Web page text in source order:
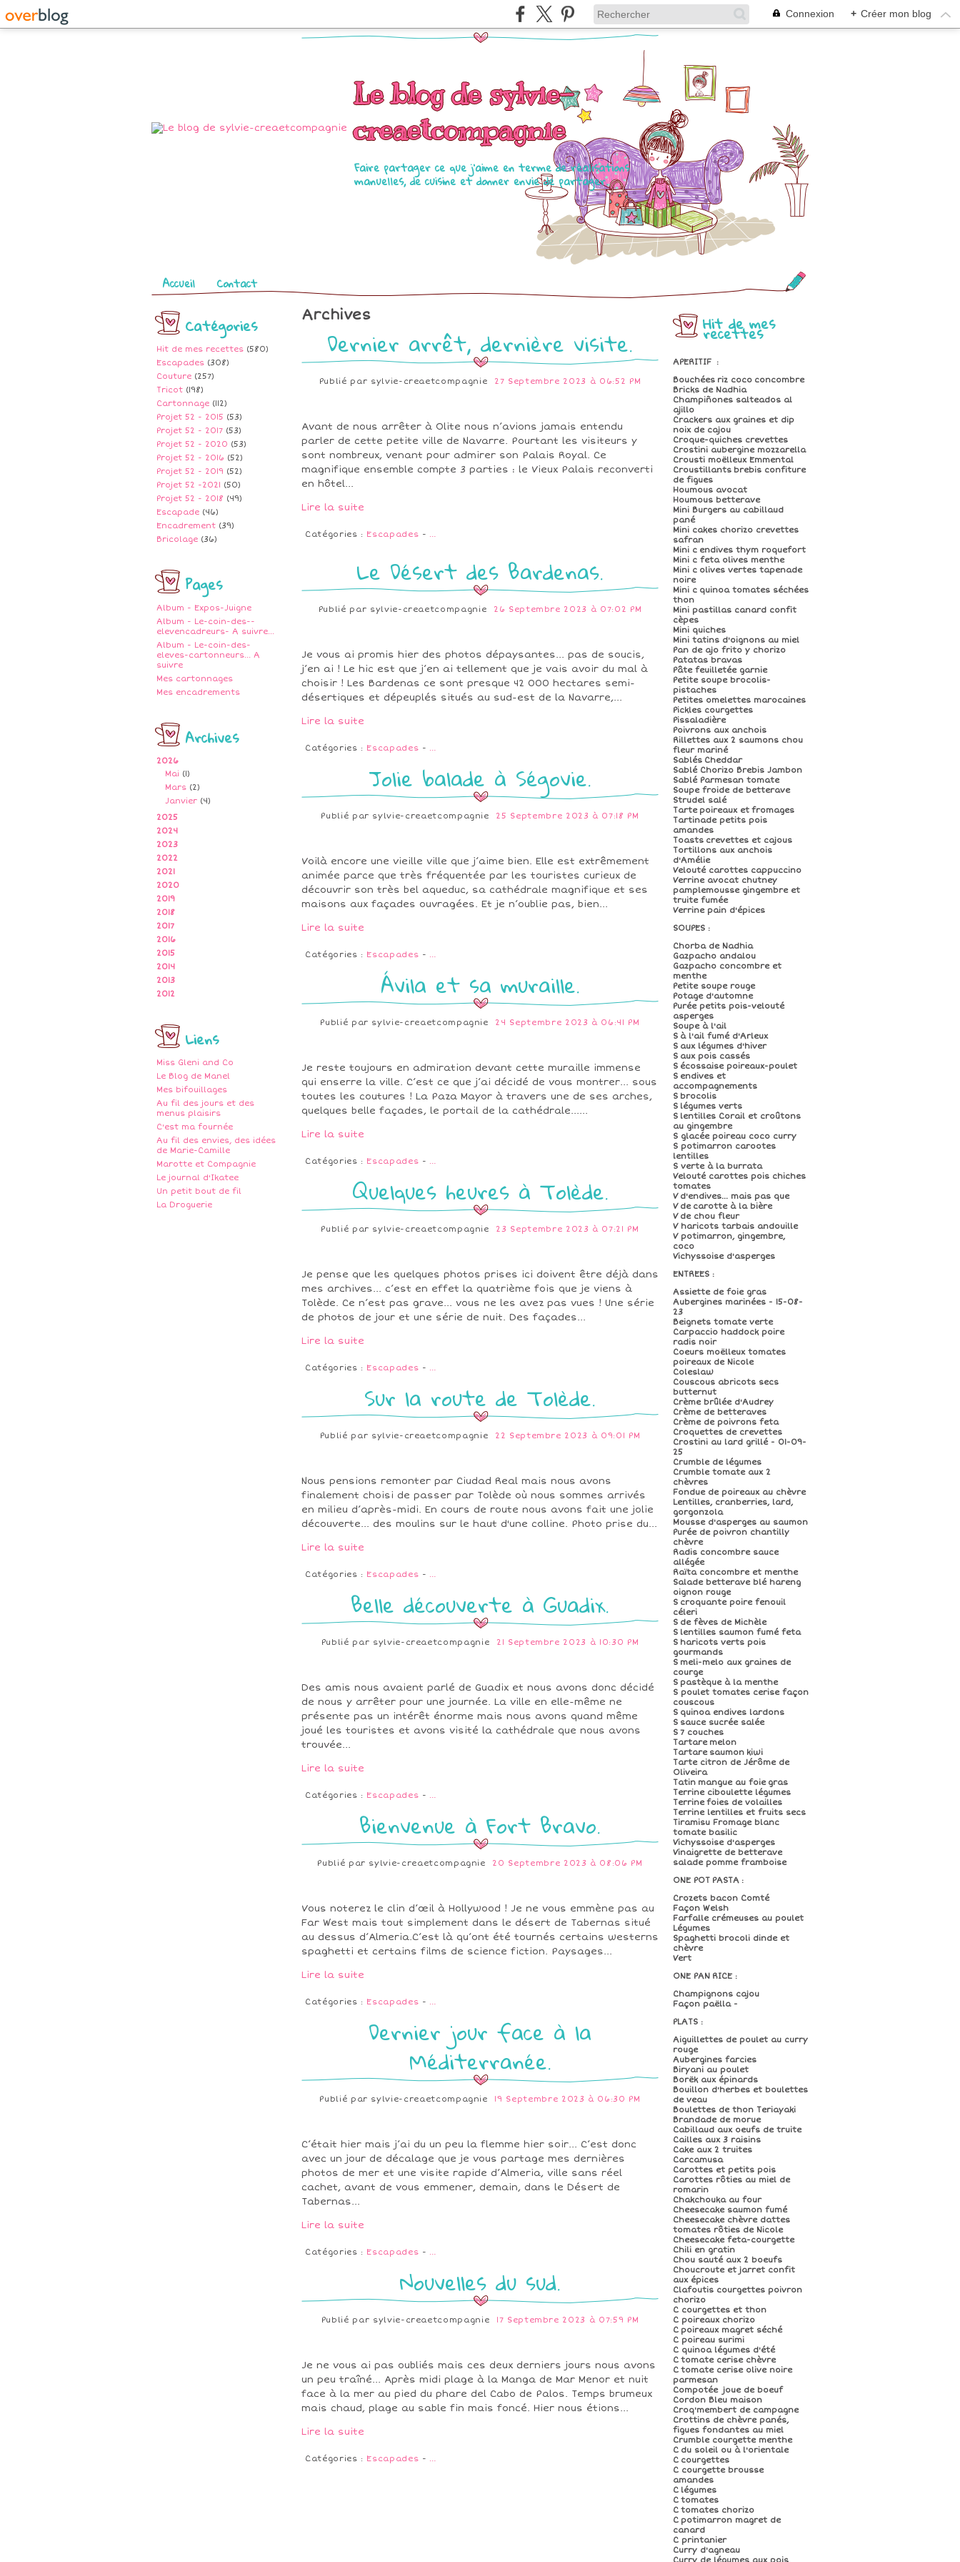
Connexion + Créer mon blog
Le blog de sylvie-
creaetcompagnie
Faire partager ce que j'aime en terme de réalisations
manuelles, de cuisine et donner envie de partager.
Pages
Accueil Contact
Catégories
Hit de mes recettes (580)
Escapades (308)
Couture (257)
Tricot (198)
Cartonnage (112)
Projet 52 - 2015 (53)
Projet 52 - 2017 (53)
Projet 52 - 2020 (53)
Projet 52 - 2016 (52)
Projet 52 - 2019 (52)
Projet 52 -2021 (50)
Projet 52 - 2018 (49)
Escapade (46)
Encadrement (39)
Bricolage (36)
Pages
Album - Expos-Juigne
Album - Le-coin-des--
elevencadreurs- A suivre...
Album - Le-coin-des-
eleves-cartonneurs... A
suivre
Mes cartonnages
Mes encadrements
Archives
2026
Mai (1)
Mars (2)
Janvier (4)
2025
2024
2023
2022
2021
2020
2019
2018
2017
2016
2015
2014
2013
2012
Liens
Miss Gleni and Co
Le Blog de Manel
Mes bifouillages
Au fil des jours et des
menus plaisirs
C'est ma fournée
Au fil des envies, des idées
de Marie-Camille
Marotte et Compagnie
Le journal d'Ikatee
Un petit bout de fil
La Droguerie
Hit de mes
recettes
APERITIF
:
Bouchées riz coco concombre
Bricks de Nadhia
Champiñones salteados al
ajillo
Crackers aux graines et dip
noix de cajou
Croque-quiches crevettes
Crostini aubergine mozzarella
Crousti moëlleux Emmental
Croustillants brebis confiture
de figues
Houmous avocat
Houmous betterave
Mini Burgers au cabillaud
pané
Mini cakes chorizo crevettes
safran
Mini c endives thym roquefort
Mini c feta olives menthe
Mini c olives vertes tapenade
noire
Mini c quinoa tomates séchées
thon
Mini pastillas canard confit
cèpes
Mini quiches
Mini tatins d'oignons au miel
Pan de ajo frito y chorizo
Patatas bravas
Pâte feuilletée garnie
Petite soupe brocolis-
pistaches
Petites omelettes marocaines
Pickles courgettes
Pissaladière
Poivrons aux anchois
Rillettes aux 2 saumons chou
fleur mariné
Sablés Cheddar
Sablé Chorizo Brebis Jambon
Sablé Parmesan tomate
Soupe froide de betterave
Strudel salé
Tarte poireaux et fromages
Tartinade petits pois
amandes
Toasts crevettes et cajous
Tortillons aux anchois
d'Amélie
Velouté carottes cappuccino
Verrine avocat chutney
pamplemousse gingembre et
truite fumée
Verrine pain d'épices
SOUPES :
Chorba de Nadhia
Gazpacho andalou
Gazpacho concombre et
menthe
Petite soupe rouge
Potage d'automne
Purée petits pois-velouté
asperges
Soupe à l'ail
S à l'ail fumé d'Arleux
S aux légumes d'hiver
S aux pois cassés
S écossaise poireaux-poulet
S endives et
accompagnements
S brocolis
S légumes verts
S lentilles Corail et croûtons
au gingembre
S glacée poireau coco curry
S potimarron carootes
lentilles
S verte à la burrata
Velouté carottes pois chiches
tomates
V d'endives... mais pas que
V de carotte à la bière
V de chou fleur
V haricots tarbais andouille
V potimarron, gingembre,
coco
Vichyssoise d'asperges
ENTREES :
Assiette de foie gras
Aubergines marinées - 15-08-
23
Beignets tomate verte
Carpaccio haddock poire
radis noir
Coeurs moëlleux tomates
poireaux de Nicole
Coleslaw
Couscous abricots secs
butternut
Crème brûlée d'Audrey
Crème de betteraves
Crème de poivrons feta
Croquettes de crevettes
Crostini au lard grillé - 01-09-
25
Crumble de légumes
Crumble tomate aux 2
chèvres
Fondue de poireaux au chèvre
Lentilles, cranberries, lard,
gorgonzola
Mousse d'asperges au saumon
Purée de poivron chantilly
chèvre
Radis concombre sauce
allégée
Raïta concombre et menthe
Salade betterave blé hareng
oignon rouge
S croquante poire fenouil
céleri
S de fèves de Michèle
S lentilles saumon fumé feta
S haricots verts pois
gourmands
S meli-melo aux graines de
courge
S pastèque à la menthe
S poulet tomates cerise façon
couscous
S quinoa endives lardons
S sauce sucrée salée
S 7 couches
Tartare melon
Tartare saumon kiwi
Tarte citron de Jérôme de
Oliveira
Tatin mangue au foie gras
Terrine ciboulette légumes
Terrine foies de volailles
Terrine lentilles et fruits secs
Tiramisu Fromage blanc
tomate basilic
Vichyssoise d'asperges
Vinaigrette de betterave
salade pomme framboise
ONE POT PASTA :
Crozets bacon Comté
Façon Welsh
Farfalle crémeuses au poulet
Légumes
Spaghetti brocoli dinde et
chèvre
Vert
ONE PAN RICE :
Champignons cajou
Façon paëlla -
PLATS :
Aiguillettes de poulet au curry
rouge
Aubergines farcies
Biryani au poulet
Borëk aux épinards
Bouillon d'herbes et boulettes
de veau
Boulettes de thon Teriayaki
Brandade de morue
Cabillaud aux oeufs de truite
Cailles aux 3 raisins
Cake aux 2 truites
Carcamusa
Carottes et petits pois
Carottes rôties au miel de
romarin
Chakchouka au four
Cheesecake saumon fumé
Cheesecake chèvre dattes
tomates rôties de Nicole
Cheesecake feta-courgette
Chili en gratin
Chou sauté aux 2 boeufs
Choucroute et jarret confit
aux épices
Clafoutis courgettes poivron
chorizo
C courgettes et thon
C poireaux chorizo
C poireaux magret séché
C poireau surimi
C quinoa légumes d'été
C tomate cerise chèvre
C tomate cerise olive noire
parmesan
Compotée joue de boeuf
Cordon Bleu maison
Croq'membert de campagne
Crottins de chèvre panés,
figues fondantes au miel
Crumble courgette menthe
C du soleil ou à l'orientale
C courgettes
C courgette brousse
amandes
C légumes
C tomates
C tomates chorizo
C potimarron magret de
canard
C printanier
Curry d'agneau
Archives
Dernier arrêt, dernière visite.
Publié par sylvie-creaetcompagnie 27 Septembre 2023 à 06:52 PM
Avant de nous arrêter à Olite nous n’avions jamais entendu
parler de cette petite ville de Navarre. Pourtant les visiteurs y
sont nombreux, venant pour admirer son Palais Royal. Ce
magnifique ensemble compte 3 parties : le Vieux Palais reconverti
en hôtel...
Lire la suite
Catégories : Escapades - …
Le Désert des Bardenas.
Publié par sylvie-creaetcompagnie 26 Septembre 2023 à 07:02 PM
Je vous ai promis hier des photos dépaysantes... pas de soucis,
j’en ai ! Le hic est que j’en ai tellement que je vais avoir du mal à
choisir ! Les Bardenas ce sont presque 42 000 hectares semi-
désertiques et dépeuplés situés au sud-est de la Navarre,...
Lire la suite
Catégories : Escapades - …
Jolie balade à Ségovie.
Publié par sylvie-creaetcompagnie 25 Septembre 2023 à 07:18 PM
Voilà encore une vieille ville que j’aime bien. Elle est extrêmement
animée parce que très fréquentée par les touristes curieux de
découvrir son très bel aqueduc, sa cathédrale magnifique et ses
maisons aux façades ouvragées. Et je n’oublie pas, bien...
Lire la suite
Catégories : Escapades - …
Ávila et sa muraille.
Publié par sylvie-creaetcompagnie 24 Septembre 2023 à 06:41 PM
Je reste toujours en admiration devant cette muraille immense
qui enserre la ville. C’est ce que j’ai décidé de vous montrer... sous
toutes les coutures ! La Paza Mayor à travers une de ses arches,
quelques belle façades, le portail de la cathédrale......
Lire la suite
Catégories : Escapades - …
Quelques heures à Tolède.
Publié par sylvie-creaetcompagnie 23 Septembre 2023 à 07:21 PM
Je pense que les quelques photos prises ici doivent être déjà dans
mes archives... c’est en effet la quatrième fois que je viens à
Tolède. Ce n’est pas grave... vous ne les avez pas vues ! Une série
de photos de jour et une série de nuit. Des façades...
Lire la suite
Catégories : Escapades - …
Sur la route de Tolède.
Publié par sylvie-creaetcompagnie 22 Septembre 2023 à 09:01 PM
Nous pensions remonter par Ciudad Real mais nous avons
finalement choisi de passer par Tolède où nous sommes arrivés
en milieu d’après-midi. En cours de route nous avons fait une jolie
découverte... des moulins sur le haut d'une colline. Photo prise du...
Lire la suite
Catégories : Escapades - …
Belle découverte à Guadix.
Publié par sylvie-creaetcompagnie 21 Septembre 2023 à 10:30 PM
Des amis nous avaient parlé de Guadix et nous avons donc décidé
de nous y arrêter pour une journée. La ville en elle-même ne
présente pas un intérêt énorme mais nous avons quand même
joué les touristes et avons visité la cathédrale que nous avons
trouvée...
Lire la suite
Catégories : Escapades - …
Bienvenue à Fort Bravo.
Publié par sylvie-creaetcompagnie 20 Septembre 2023 à 08:06 PM
Vous noterez le clin d’œil à Hollywood ! Je ne vous emmène pas au
Far West mais tout simplement dans le désert de Tabernas situé
au dessus d’Almeria.C’est là qu’ont été tournés certains westerns
spaghetti et certains films de science fiction. Paysages...
Lire la suite
Catégories : Escapades - …
Dernier jour face à la
Méditerranée.
Publié par sylvie-creaetcompagnie 19 Septembre 2023 à 06:30 PM
C’était hier mais j’ai du un peu la flemme hier soir... C’est donc
avec un jour de décalage que je vous partage mes dernières
photos de mer et une visite rapide d’Almeria, ville sans réel
cachet, avant de vous emmener, demain, dans le Désert de
Tabernas...
Lire la suite
Catégories : Escapades - …
Nouvelles du sud.
Publié par sylvie-creaetcompagnie 17 Septembre 2023 à 07:59 PM
Je ne vous ai pas oubliés mais ces deux derniers jours nous avons
un peu traîné... Après midi plage à la Manga de Mar Menor et nuit
face à la mer au pied du phare del Cabo de Palos. Temps brumeux
mais chaud, plage au sable fin mais foncé. Hier nous étions...
Lire la suite
Catégories : Escapades - …